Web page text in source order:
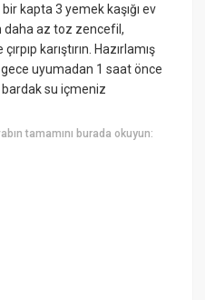
kapta 3 yemek kaşığı ev
daha az toz zencefil,
karıştırın. Hazırlamış
uyumadan 1 saat önce
su içmeniz
tamamını burada okuyun: